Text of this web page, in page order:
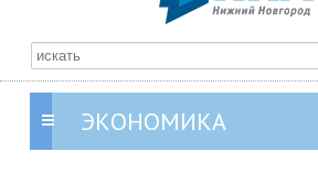
ЭКОНОМИКА